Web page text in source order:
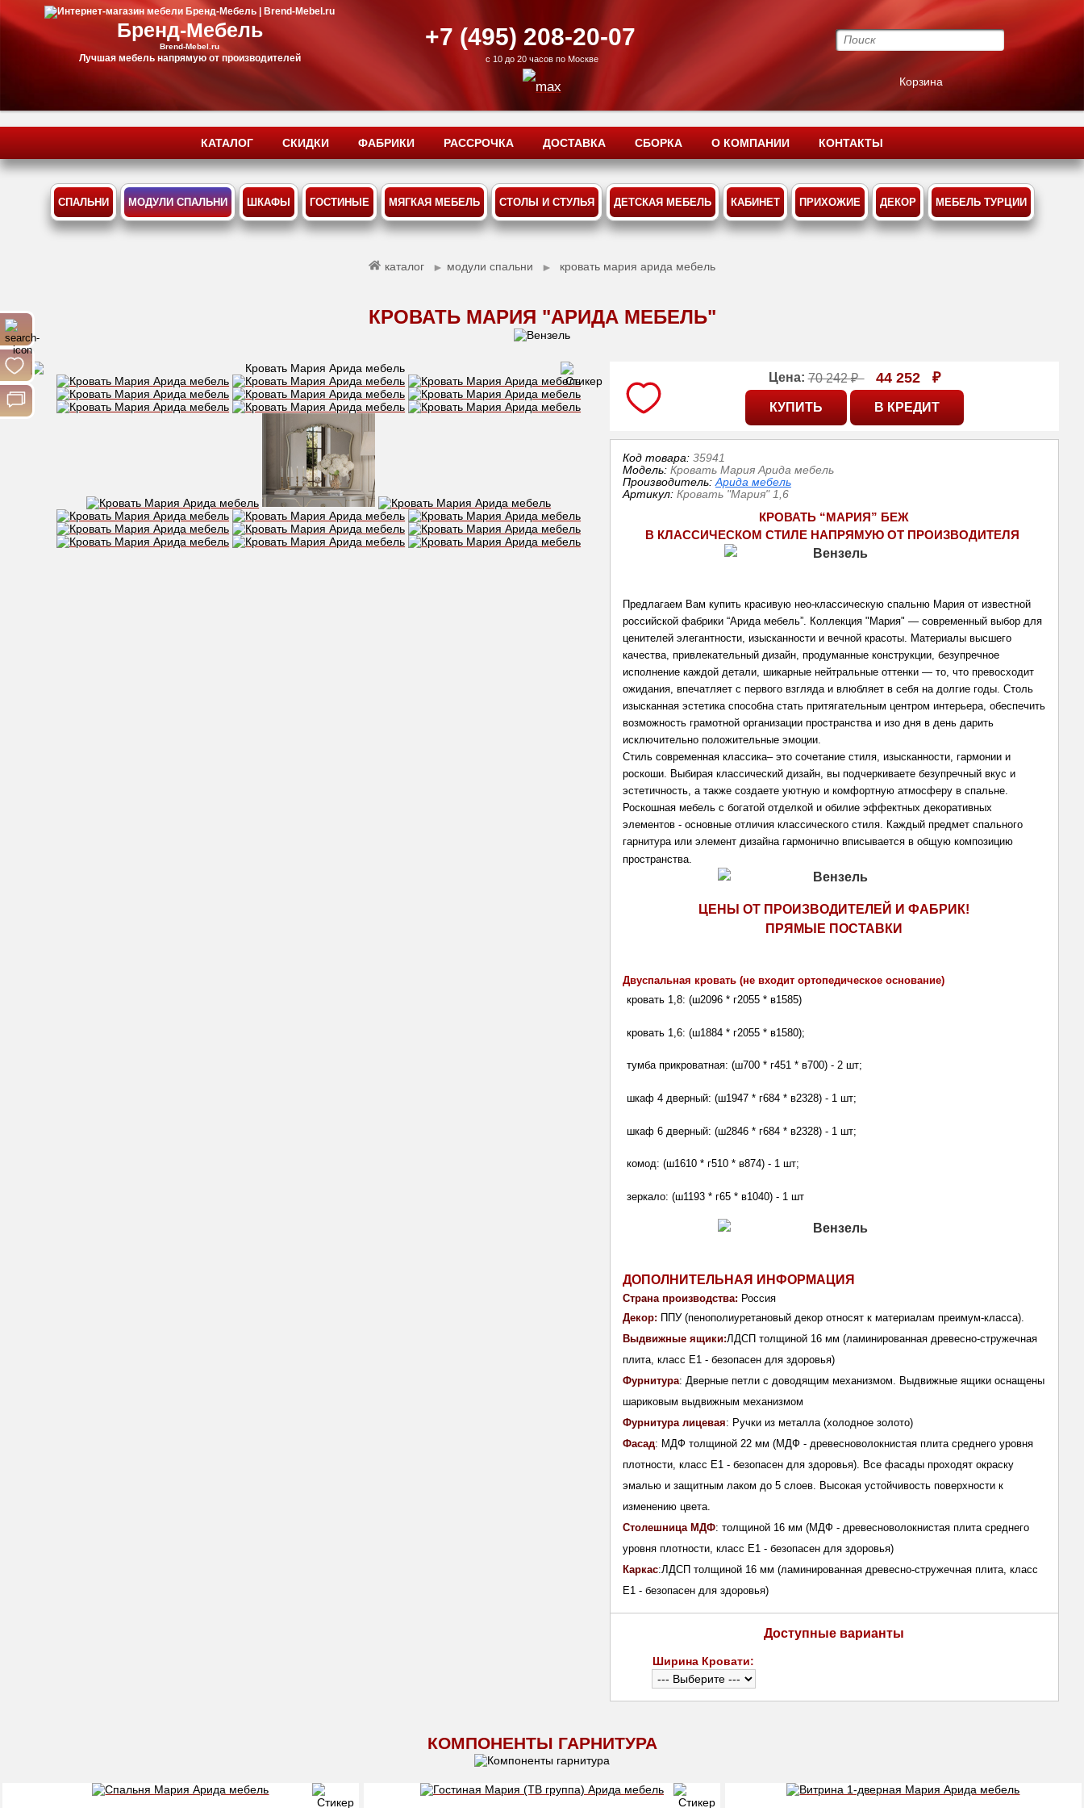
Бренд-Мебель
Brend-Mebel.ru
Лучшая мебель напрямую от производителей
Корзина
+7 (495) 208-20-07
с 10 до 20 часов по Москве
КАТАЛОГ СКИДКИ ФАБРИКИ РАССРОЧКА ДОСТАВКА СБОРКА О КОМПАНИИ КОНТАКТЫ
СПАЛЬНИ МОДУЛИ СПАЛЬНИ ШКАФЫ ГОСТИНЫЕ МЯГКАЯ МЕБЕЛЬ СТОЛЫ И СТУЛЬЯ ДЕТСКАЯ МЕБЕЛЬ КАБИНЕТ ПРИХОЖИЕ ДЕКОР МЕБЕЛЬ ТУРЦИИ
каталог ► модули спальни ► кровать мария арида мебель
КРОВАТЬ МАРИЯ "АРИДА МЕБЕЛЬ"
Цена: 70 242 ₽ 44 252 ₽
Код товара:35941
Модель:Кровать Мария Арида мебель
Производитель:Арида мебель
Артикул:Кровать "Мария" 1,6
КРОВАТЬ “МАРИЯ” БЕЖ
В КЛАССИЧЕСКОМ СТИЛЕ НАПРЯМУЮ ОТ ПРОИЗВОДИТЕЛЯ
Предлагаем Вам купить красивую нео-классическую спальню Мария от известной
российской фабрики “Арида мебель”. Коллекция "Мария" — современный выбор для
ценителей элегантности, изысканности и вечной красоты. Материалы высшего
качества, привлекательный дизайн, продуманные конструкции, безупречное
исполнение каждой детали, шикарные нейтральные оттенки — то, что превосходит
ожидания, впечатляет с первого взгляда и влюбляет в себя на долгие годы. Столь
изысканная эстетика способна стать притягательным центром интерьера, обеспечить
возможность грамотной организации пространства и изо дня в день дарить
исключительно положительные эмоции.
Стиль современная классика– это сочетание стиля, изысканности, гармонии и
роскоши. Выбирая классический дизайн, вы подчеркиваете безупречный вкус и
эстетичность, а также создаете уютную и комфортную атмосферу в спальне.
Роскошная мебель с богатой отделкой и обилие эффектных декоративных
элементов - основные отличия классического стиля. Каждый предмет спального
гарнитура или элемент дизайна гармонично вписывается в общую композицию
пространства.
ЦЕНЫ ОТ ПРОИЗВОДИТЕЛЕЙ И ФАБРИК!
ПРЯМЫЕ ПОСТАВКИ
Двуспальная кровать (не входит ортопедическое основание)
кровать 1,8: (ш2096 * г2055 * в1585)
кровать 1,6: (ш1884 * г2055 * в1580);
тумба прикроватная: (ш700 * г451 * в700) - 2 шт;
шкаф 4 дверный: (ш1947 * г684 * в2328) - 1 шт;
шкаф 6 дверный: (ш2846 * г684 * в2328) - 1 шт;
комод: (ш1610 * г510 * в874) - 1 шт;
зеркало: (ш1193 * г65 * в1040) - 1 шт
ДОПОЛНИТЕЛЬНАЯ ИНФОРМАЦИЯ
Страна производства: Россия
Декор: ППУ (пенополиуретановый декор относят к материалам преимум-класса).
Выдвижные ящики:ЛДСП толщиной 16 мм (ламинированная древесно-стружечная
плита, класс E1 - безопасен для здоровья)
Фурнитура: Дверные петли с доводящим механизмом. Выдвижные ящики оснащены
шариковым выдвижным механизмом
Фурнитура лицевая: Ручки из металла (холодное золото)
Фасад: МДФ толщиной 22 мм (МДФ - древесноволокнистая плита среднего уровня
плотности, класс E1 - безопасен для здоровья). Все фасады проходят окраску
эмалью и защитным лаком до 5 слоев. Высокая устойчивость поверхности к
изменению цвета.
Столешница МДФ: толщиной 16 мм (МДФ - древесноволокнистая плита среднего
уровня плотности, класс E1 - безопасен для здоровья)
Каркас:ЛДСП толщиной 16 мм (ламинированная древесно-стружечная плита, класс
E1 - безопасен для здоровья)
Доступные варианты
Ширина Кровати:
КОМПОНЕНТЫ ГАРНИТУРА